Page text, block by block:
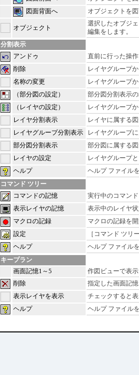
図面背面へ
オブジェクトを
オブジェクト
選択したオブジ
編集をします。
分割表示
アンドゥ
直前に行った操
削除
レイヤグループ
名称の変更
レイヤグループ
（部分図の設定）
部分図分割表示
（レイヤの設定）
レイヤグループ
レイヤ分割表示
レイヤに属する
レイヤグループ分割表示
レイヤグループ
部分図分割表示
部分図に属する
レイヤの設定
レイヤグループ
ヘルプ
ヘルプ ファイル
コマンド ツリー
コマンドの記憶
実行中のコマン
表示レイヤの記憶
表示中のレイヤ
マクロの記録
マクロの記録を
設定
［コマンド ツリ
ヘルプ
ヘルプ ファイル
キープラン
画面記憶1～5
作図ビューで表
削除
指定した画面記
表示レイヤを表示
チェックすると
ヘルプ
ヘルプ ファイル